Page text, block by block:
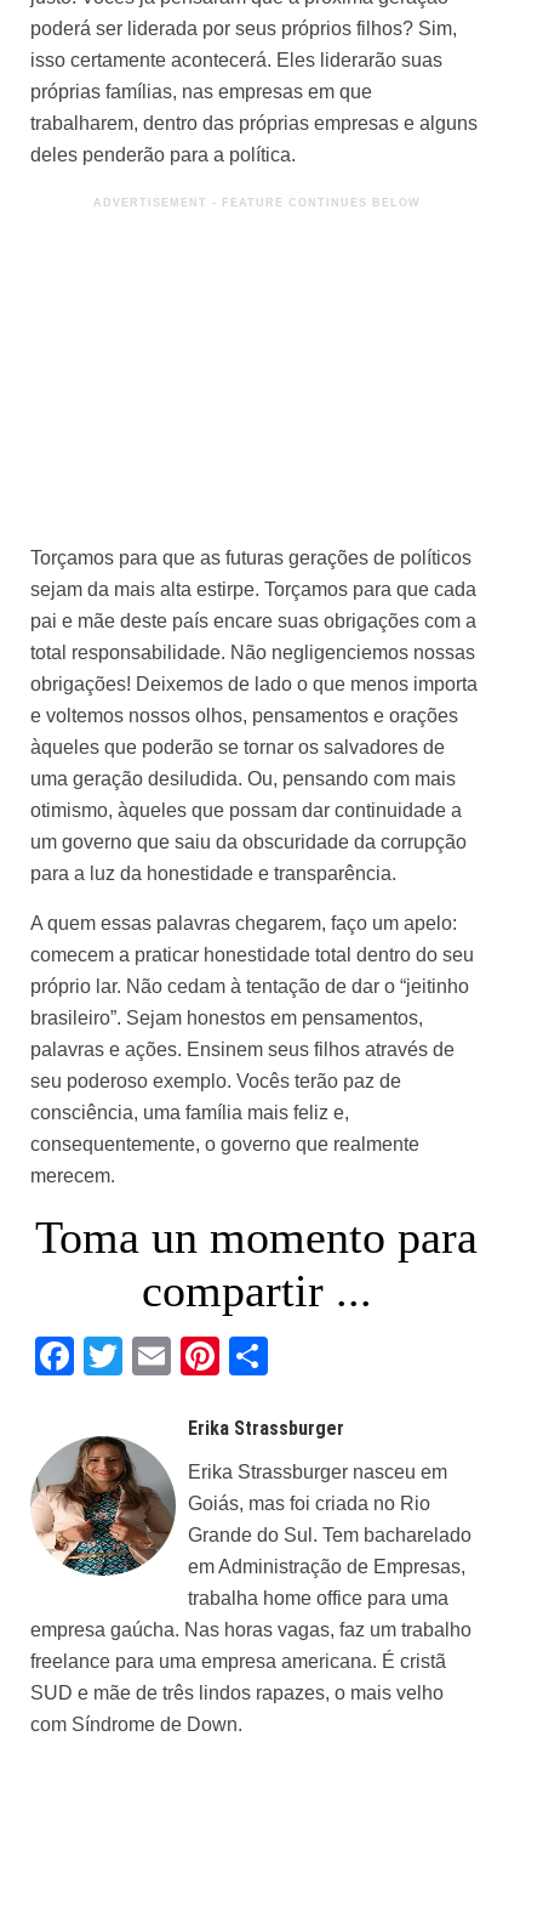
justo. Vocês já pensaram que a próxima geração
poderá ser liderada por seus próprios filhos? Sim,
próprias famílias, nas empresas em que
trabalharem, dentro das próprias empresas e alguns
deles penderão para a política.
Torçamos para que as futuras gerações de políticos
sejam da mais alta estirpe. Torçamos para que cada
pai e mãe deste país encare suas obrigações com a
total responsabilidade. Não negligenciemos nossas
obrigações! Deixemos de lado o que menos importa
e voltemos nossos olhos, pensamentos e orações
àqueles que poderão se tornar os salvadores de
uma geração desiludida. Ou, pensando com mais
otimismo, àqueles que possam dar continuidade a
um governo que saiu da obscuridade da corrupção
para a luz da honestidade e transparência.
A quem essas palavras chegarem, faço um apelo:
comecem a praticar honestidade total dentro do seu
próprio lar. Não cedam à tentação de dar o “jeitinho
brasileiro”. Sejam honestos em pensamentos,
palavras e ações. Ensinem seus filhos através de
seu poderoso exemplo. Vocês terão paz de
consciência, uma família mais feliz e,
consequentemente, o governo que realmente
Toma un momento para
compartir ...
Facebook
Twitter
EmailPinterest
Erika Strassburger
Erika Strassburger nasceu em
Goiás, mas foi criada no Rio
em Administração de Empresas,
trabalha home office para uma
empresa gaúcha. Nas horas vagas, faz um trabalho
freelance para uma empresa americana. É cristã
SUD e mãe de três lindos rapazes, o mais velho